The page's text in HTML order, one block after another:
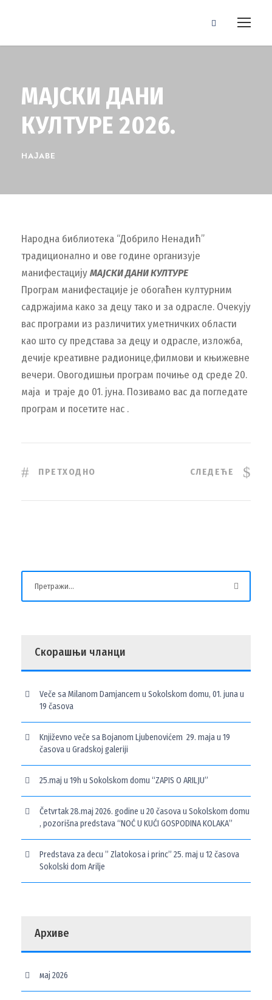
МАЈСКИ ДАНИ
КУЛТУРЕ 2026.
НАЈАВЕ
Народна библиотека “Добрило Ненадић”
традиционално и ове године организује
манифестацијуМАЈСКИ ДАНИ КУЛТУРЕ
Програм манифестације је обогаћен културним
садржајима како за децу тако и за одрасле. Очекују
вас програми из различитих уметничких области
као што су представа за децу и одрасле, изложба,
дечије креативне радионице,филмови и књижевне
вечери. Овогодишњи програм почиње од среде 20.
маја и траје до 01. јуна. Позивамо вас да погледате
програм и посетите нас .
ПРЕТХОДНО СЛЕДЕЋЕ
Скорашњи чланци
Veče sa Milanom Damjancem u Sokolskom domu, 01. juna u
19 časova
Književno veče sa Bojanom Ljubenovićem 29. maja u 19
časova u Gradskoj galeriji
25.maj u 19h u Sokolskom domu “ZAPIS O ARILJU”
Četvrtak 28.maj 2026. godine u 20 časova u Sokolskom domu
, pozorišna predstava “NOĆ U KUĆI GOSPODINA KOLAKA”
Predstava za decu ” Zlatokosa i princ” 25. maj u 12 časova
Sokolski dom Arilje
Архиве
мај 2026